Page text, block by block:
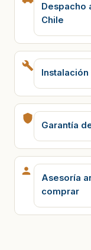
Despacho
Chile
Garantía
Asesoría
comprar